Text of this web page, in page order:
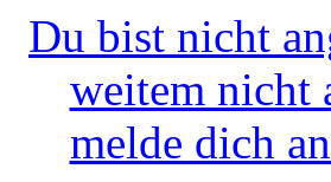
Du bist nicht
weitem nicht
melde dich